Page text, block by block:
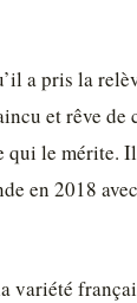
a pris la
et rêve
le mérite.
en 2018
variété